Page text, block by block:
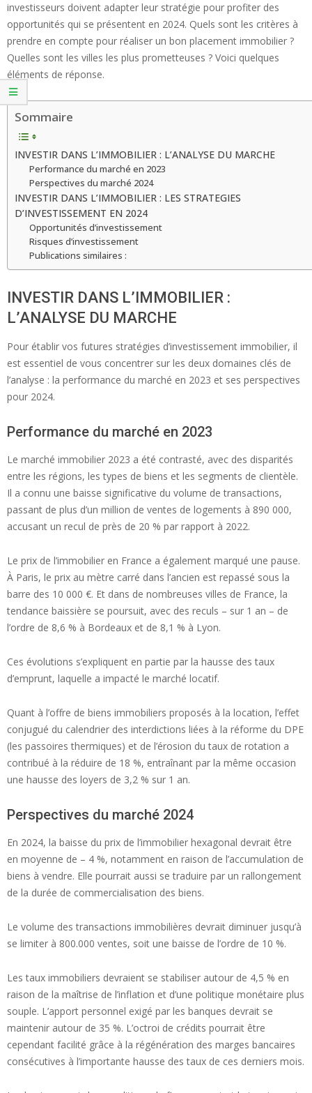
investisseurs doivent adapter leur stratégie pour profiter des
opportunités qui se présentent en 2024. Quels sont les critères à
prendre en compte pour réaliser un bon placement immobilier ?
Quelles sont les villes les plus prometteuses ? Voici quelques
éléments de réponse.
Sommaire
INVESTIR DANS L’IMMOBILIER : L’ANALYSE DU MARCHE
Performance du marché en 2023
Perspectives du marché 2024
INVESTIR DANS L’IMMOBILIER : LES STRATEGIES
D’INVESTISSEMENT EN 2024
Opportunités d’investissement
Risques d’investissement
Publications similaires :
INVESTIR DANS L’IMMOBILIER :
L’ANALYSE DU MARCHE
Pour établir vos futures stratégies d’investissement immobilier, il
est essentiel de vous concentrer sur les deux domaines clés de
l’analyse : la performance du marché en 2023 et ses perspectives
pour 2024.
Performance du marché en 2023
Le marché immobilier 2023 a été contrasté, avec des disparités
entre les régions, les types de biens et les segments de clientèle.
Il a connu une baisse significative du volume de transactions,
passant de plus d’un million de ventes de logements à 890 000,
accusant un recul de près de 20 % par rapport à 2022.
Le prix de l’immobilier en France a également marqué une pause.
À Paris, le prix au mètre carré dans l’ancien est repassé sous la
barre des 10 000 €. Et dans de nombreuses villes de France, la
tendance baissière se poursuit, avec des reculs – sur 1 an – de
l’ordre de 8,6 % à Bordeaux et de 8,1 % à Lyon.
Ces évolutions s’expliquent en partie par la hausse des taux
d’emprunt, laquelle a impacté le marché locatif.
Quant à l’offre de biens immobiliers proposés à la location, l’effet
conjugué du calendrier des interdictions liées à la réforme du DPE
(les passoires thermiques) et de l’érosion du taux de rotation a
contribué à la réduire de 18 %, entraînant par la même occasion
une hausse des loyers de 3,2 % sur 1 an.
Perspectives du marché 2024
En 2024, la baisse du prix de l’immobilier hexagonal devrait être
en moyenne de – 4 %, notamment en raison de l’accumulation de
biens à vendre. Elle pourrait aussi se traduire par un rallongement
de la durée de commercialisation des biens.
Le volume des transactions immobilières devrait diminuer jusqu’à
se limiter à 800.000 ventes, soit une baisse de l’ordre de 10 %.
Les taux immobiliers devraient se stabiliser autour de 4,5 % en
raison de la maîtrise de l’inflation et d’une politique monétaire plus
souple. L’apport personnel exigé par les banques devrait se
maintenir autour de 35 %. L’octroi de crédits pourrait être
cependant facilité grâce à la régénération des marges bancaires
consécutives à l’importante hausse des taux de ces derniers mois.